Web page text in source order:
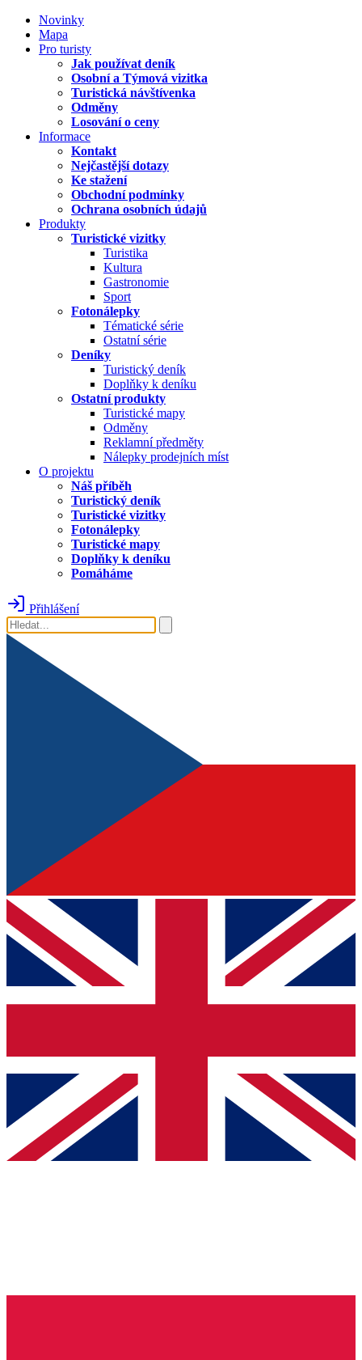
Novinky
Mapa
Pro turisty
Jak používat deník
Osobní a Týmová vizitka
Turistická návštívenka
Odměny
Losování o ceny
Informace
Kontakt
Nejčastější dotazy
Ke stažení
Obchodní podmínky
Ochrana osobních údajů
Produkty
Turistické vizitky
Turistika
Kultura
Gastronomie
Sport
Fotonálepky
Tématické série
Ostatní série
Deníky
Turistický deník
Doplňky k deníku
Ostatní produkty
Turistické mapy
Odměny
Reklamní předměty
Nálepky prodejních míst
O projektu
Náš příběh
Turistický deník
Turistické vizitky
Fotonálepky
Turistické mapy
Doplňky k deníku
Pomáháme
Přihlášení